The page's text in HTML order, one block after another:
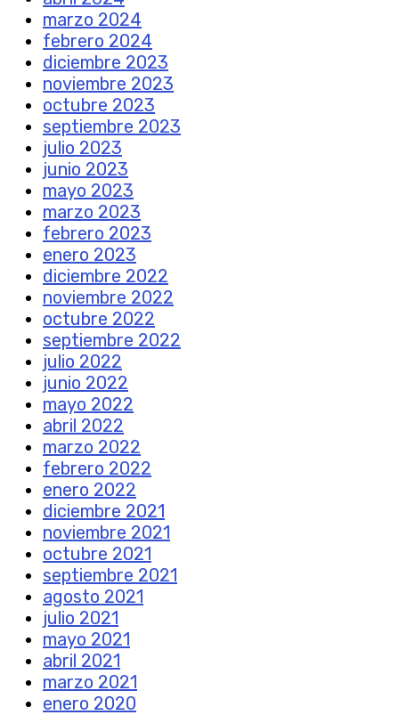
marzo 2024
febrero 2024
diciembre 2023
noviembre 2023
octubre 2023
septiembre 2023
julio 2023
junio 2023
mayo 2023
marzo 2023
febrero 2023
enero 2023
diciembre 2022
noviembre 2022
octubre 2022
septiembre 2022
julio 2022
junio 2022
mayo 2022
abril 2022
marzo 2022
febrero 2022
enero 2022
diciembre 2021
noviembre 2021
octubre 2021
septiembre 2021
agosto 2021
julio 2021
mayo 2021
abril 2021
marzo 2021
enero 2020